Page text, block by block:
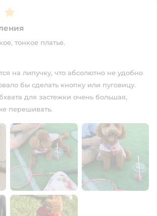
тонкое платье.
на липучку, что абсолютно не удобно
бы сделать кнопку или пуговицу.
для застежки очень большая,
перешивать.